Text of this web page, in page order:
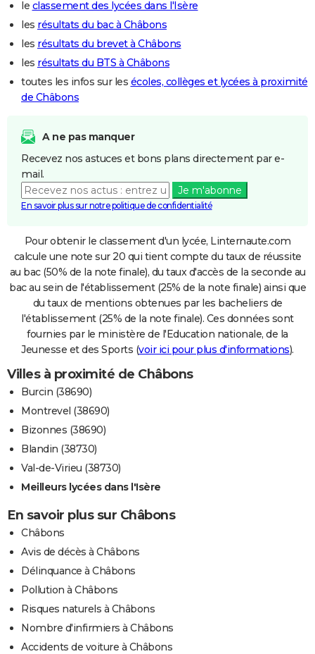
le classement des lycées dans l'Isère
les résultats du bac à Châbons
les résultats du brevet à Châbons
les résultats du BTS à Châbons
toutes les infos sur les écoles, collèges et lycées à proximité
de Châbons
A ne pas manquer
Recevez nos astuces et bons plans directement par e-
mail.
Je m'abonne
En savoir plus sur notre politique de confidentialité
Pour obtenir le classement d'un lycée, Linternaute.com
calcule une note sur 20 qui tient compte du taux de réussite
au bac (50% de la note finale), du taux d'accès de la seconde au
bac au sein de l'établissement (25% de la note finale) ainsi que
du taux de mentions obtenues par les bacheliers de
l'établissement (25% de la note finale). Ces données sont
fournies par le ministère de l'Education nationale, de la
Jeunesse et des Sports (voir ici pour plus d'informations).
Villes à proximité de Châbons
Burcin (38690)
Montrevel (38690)
Bizonnes (38690)
Blandin (38730)
Val-de-Virieu (38730)
Meilleurs lycées dans l'Isère
En savoir plus sur Châbons
Châbons
Avis de décès à Châbons
Délinquance à Châbons
Pollution à Châbons
Risques naturels à Châbons
Nombre d'infirmiers à Châbons
Accidents de voiture à Châbons